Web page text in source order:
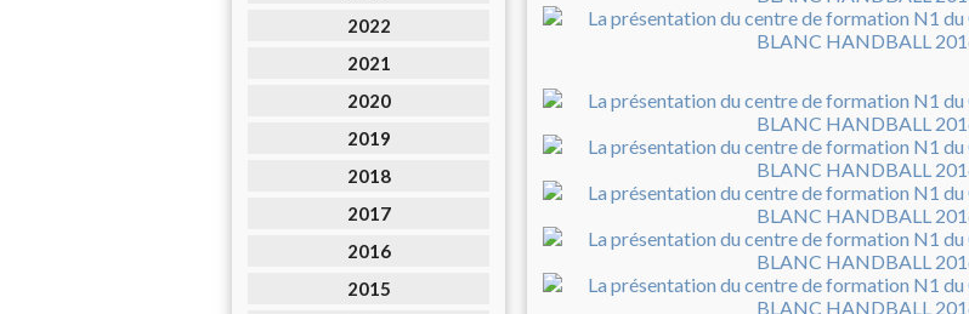
2022
2021
2020
2019
2018
2017
2016
2015